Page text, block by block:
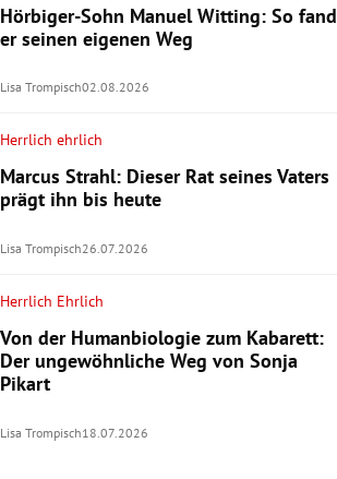
Hörbiger-Sohn Manuel Witting: So fand
er seinen eigenen Weg
Lisa Trompisch02.08.2026
Herrlich ehrlich
Marcus Strahl: Dieser Rat seines Vaters
prägt ihn bis heute
Lisa Trompisch26.07.2026
Herrlich Ehrlich
Von der Humanbiologie zum Kabarett:
Der ungewöhnliche Weg von Sonja
Pikart
Lisa Trompisch18.07.2026